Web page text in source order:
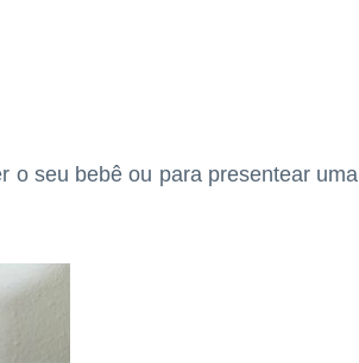
o seu bebê ou para presentear uma